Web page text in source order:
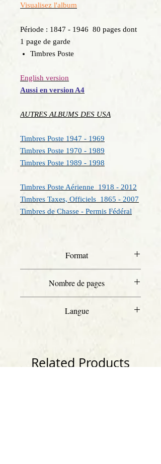
Visualisez l'album
Période : 1847 - 1946 80 pages dont
1 page de garde
Timbres Poste
English version
Aussi en version A4
AUTRES ALBUMS DES USA
Timbres Poste 1947 - 1969
Timbres Poste 1970 - 1989
Timbres Poste 1989 - 1998
Timbres Poste Aérienne 1918 - 2012
Timbres Taxes, Officiels 1865 - 2007
Timbres de Chasse - Permis Fédéral
Format
Nombre de pages
Langue
Related Products